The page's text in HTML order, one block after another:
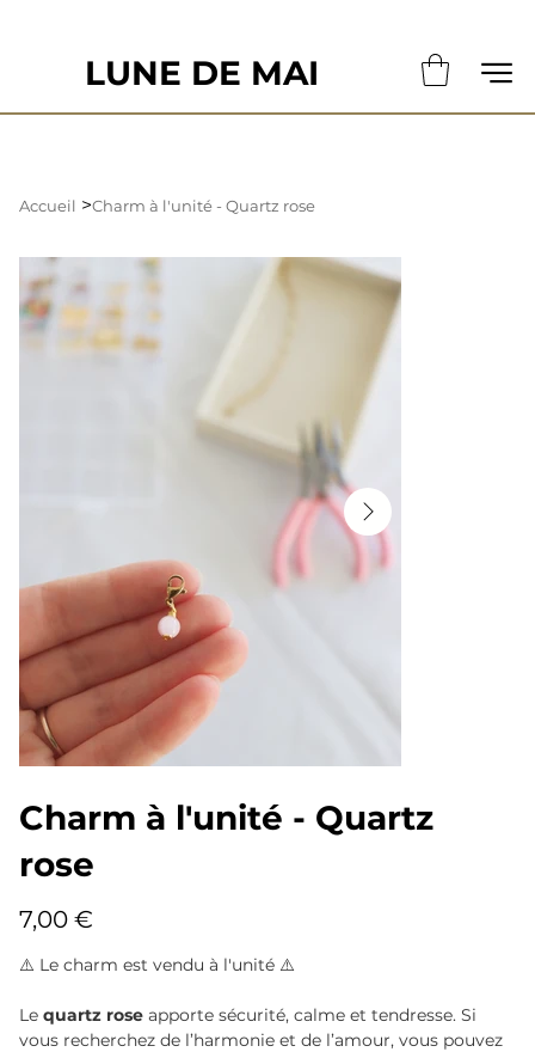
LUNE DE MAI
Accueil >Charm à l'unité - Quartz rose
Charm à l'unité - Quartz
rose
7,00 €
⚠️ Le charm est vendu à l'unité ⚠️
Le quartz rose apporte sécurité, calme et tendresse. Si
vous recherchez de l’harmonie et de l’amour, vous pouvez